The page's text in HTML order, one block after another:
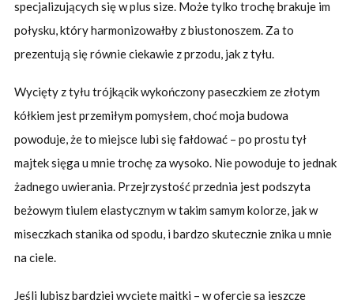
specjalizujących się w plus size. Może tylko trochę brakuje im
połysku, który harmonizowałby z biustonoszem. Za to
prezentują się równie ciekawie z przodu, jak z tyłu.
Wycięty z tyłu trójkącik wykończony paseczkiem ze złotym
kółkiem jest przemiłym pomysłem, choć moja budowa
powoduje, że to miejsce lubi się fałdować – po prostu tył
majtek sięga u mnie trochę za wysoko. Nie powoduje to jednak
żadnego uwierania. Przejrzystość przednia jest podszyta
beżowym tiulem elastycznym w takim samym kolorze, jak w
miseczkach stanika od spodu, i bardzo skutecznie znika u mnie
na ciele.
Jeśli lubisz bardziej wycięte majtki – w ofercie są jeszcze